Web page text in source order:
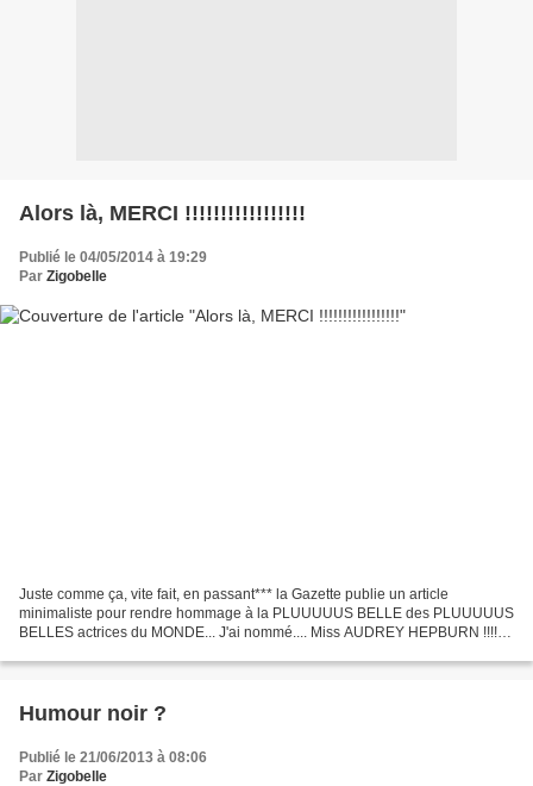
Alors là, MERCI !!!!!!!!!!!!!!!!!
Publié le 04/05/2014 à 19:29
Par Zigobelle
Juste comme ça, vite fait, en passant*** la Gazette publie un article
minimaliste pour rendre hommage à la PLUUUUUS BELLE des PLUUUUUS
BELLES actrices du MONDE... J'ai nommé.... Miss AUDREY HEPBURN !!!!
Humour noir ?
Publié le 21/06/2013 à 08:06
Par Zigobelle